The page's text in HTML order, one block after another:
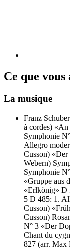
Ce que
La musique
Franz
à cordes) «An
Symphonie
Allegro
Cusson) «Der
Webern)
Symphonie
«Gruppe aus
«Erlkönig» D
5 D 485: 1.
Cusson)
Cusson)
N° 3 «Der
Chant du
827 (arr. Max